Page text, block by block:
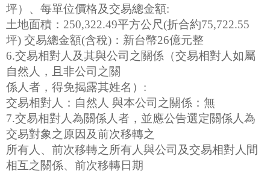
坪）、每單位價格及交易總金額:
土地面積：250,322.49平方公尺(折合約75,722.55
坪) 交易總金額(含稅)：新台幣26億元整
6.交易相對人及其與公司之關係（交易相對人如屬
自然人，且非公司之關
係人者，得免揭露其姓名）:
交易相對人：自然人 與本公司之關係：無
7.交易相對人為關係人者，並應公告選定關係人為
交易對象之原因及前次移轉之
所有人、前次移轉之所有人與公司及交易相對人間
相互之關係、前次移轉日期